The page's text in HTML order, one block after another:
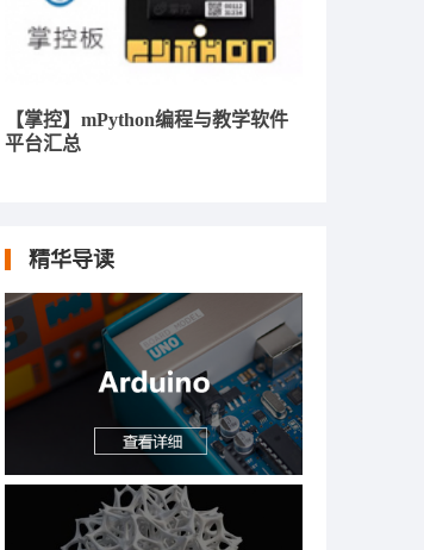
【掌控】mPython编程与教学软件
平台汇总
精华导读